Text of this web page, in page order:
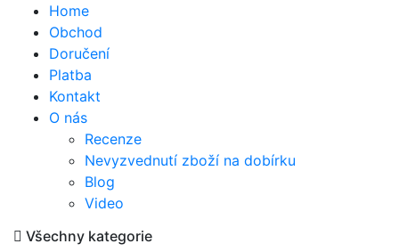
Home
Obchod
Doručení
Platba
Kontakt
O nás
Recenze
Nevyzvednutí zboží na dobírku
Blog
Video
Všechny kategorie